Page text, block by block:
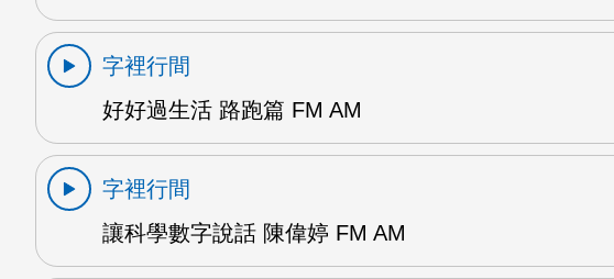
字裡行間
好好過生活 路跑篇 FM AM
字裡行間
讓科學數字說話 陳偉婷 FM AM